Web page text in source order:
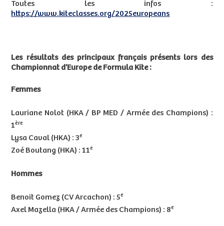
Toutes les infos :
https://www.kiteclasses.org/2025europeans
Les résultats des principaux français présents lors des
Championnat d’Europe de Formula Kite :
Femmes
Lauriane Nolot (HKA / BP MED / Armée des Champions) :
1ère
Lysa Caval (HKA) : 3e
Zoé Boutang (HKA) : 11e
Hommes
Benoit Gomez (CV Arcachon) : 5e
Axel Mazella (HKA / Armée des Champions) : 8e